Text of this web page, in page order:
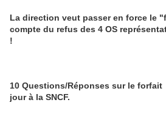
La direction veut passer en force le
compte du refus des 4 OS
!
10 Questions/Réponses sur le forfait
jour à la SNCF.